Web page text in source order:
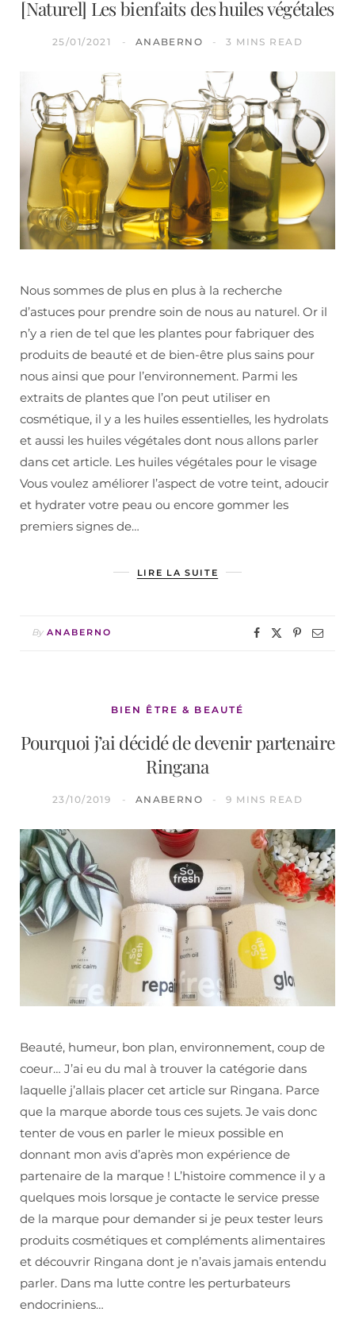
[Naturel] Les bienfaits des huiles végétales
25/01/2021 ANABERNO 3 MINS READ
Nous sommes de plus en plus à la recherche
d’astuces pour prendre soin de nous au naturel. Or il
n’y a rien de tel que les plantes pour fabriquer des
produits de beauté et de bien-être plus sains pour
nous ainsi que pour l’environnement. Parmi les
extraits de plantes que l’on peut utiliser en
cosmétique, il y a les huiles essentielles, les hydrolats
et aussi les huiles végétales dont nous allons parler
dans cet article. Les huiles végétales pour le visage
Vous voulez améliorer l’aspect de votre teint, adoucir
et hydrater votre peau ou encore gommer les
premiers signes de…
LIRE LA SUITE
By ANABERNO
BIEN ÊTRE & BEAUTÉ
Pourquoi j’ai décidé de devenir partenaire
Ringana
23/10/2019 ANABERNO 9 MINS READ
Beauté, humeur, bon plan, environnement, coup de
coeur… J’ai eu du mal à trouver la catégorie dans
laquelle j’allais placer cet article sur Ringana. Parce
que la marque aborde tous ces sujets. Je vais donc
tenter de vous en parler le mieux possible en
donnant mon avis d’après mon expérience de
partenaire de la marque ! L’histoire commence il y a
quelques mois lorsque je contacte le service presse
de la marque pour demander si je peux tester leurs
produits cosmétiques et compléments alimentaires
et découvrir Ringana dont je n’avais jamais entendu
parler. Dans ma lutte contre les perturbateurs
endocriniens…